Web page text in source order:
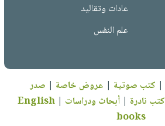
عادات وتقاليد
علم النفس
| كتب صوتية | عروض خاصة | صدر
كتب نادرة |أبحاث ودراسات |
English
books